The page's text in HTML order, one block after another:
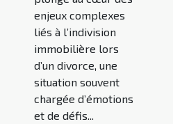
enjeux complexes
liés à l’indivision
immobilière lors
d’un divorce, une
situation souvent
chargée d’émotions
et de défis...